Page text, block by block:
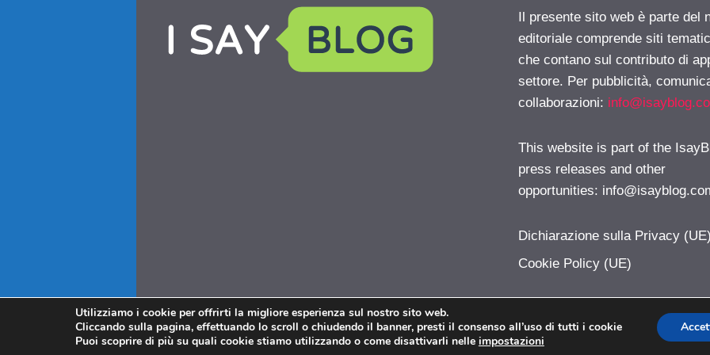
Il presente sito web è parte del
editoriale comprende siti
che contano sul contributo di
settore. Per pubblicità,
collaborazioni:
This website is part of the
press releases and other
opportunities:
Dichiarazione sulla Privacy (UE)
Cookie Policy (UE)
PoliticaLive.com © 2026. All right reserverd.
Utilizziamo i cookie per offrirti la migliore esperienza sul nostro sito web.
Cliccando sulla pagina, effettuando lo scroll o chiudendo il banner, presti il consenso all’uso di tutti i cookie
Puoi scoprire di più su quali cookie stiamo utilizzando o come disattivarli nelle impostazioni